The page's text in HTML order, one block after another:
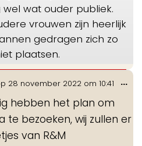
wat ouder publiek.
vrouwen zijn heerlijk
gedragen zich zo
plaatsen.
28 november 2022 om 10:41
hebben het plan om
te bezoeken, wij zullen er
van R&M
...